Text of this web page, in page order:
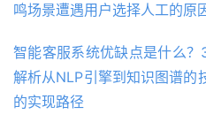
鸣场景遭遇用户选择人工的原
智能客服系统优缺点是什么？
解析从NLP引擎到知识图谱的
的实现路径